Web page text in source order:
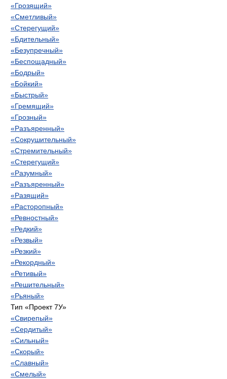
«Грозящий»
«Сметливый»
«Стерегущий»
«Бдительный»
«Безупречный»
«Беспощадный»
«Бодрый»
«Бойкий»
«Быстрый»
«Гремящий»
«Грозный»
«Разъяренный»
«Сокрушительный»
«Стремительный»
«Стерегущий»
«Разумный»
«Разъяренный»
«Разящий»
«Расторопный»
«Ревностный»
«Редкий»
«Резвый»
«Резкий»
«Рекордный»
«Ретивый»
«Решительный»
«Рьяный»
Тип «Проект 7У»
«Свирепый»
«Сердитый»
«Сильный»
«Скорый»
«Славный»
«Смелый»